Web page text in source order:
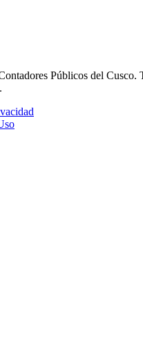
Públicos del Cusco.